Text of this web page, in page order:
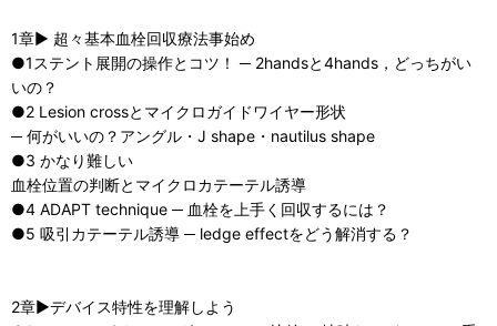
1章▶ 超々基本血栓回収療法事始め
●1ステント展開の操作とコツ！ ─ 2handsと4hands，どっちがい
いの？
●2 Lesion crossとマイクロガイドワイヤー形状
─ 何がいいの？アングル・J shape・nautilus shape
●3 かなり難しい
血栓位置の判断とマイクロカテーテル誘導
●4 ADAPT technique ─ 血栓を上手く回収するには？
●5 吸引カテーテル誘導 ─ ledge effectをどう解消する？
2章▶デバイス特性を理解しよう